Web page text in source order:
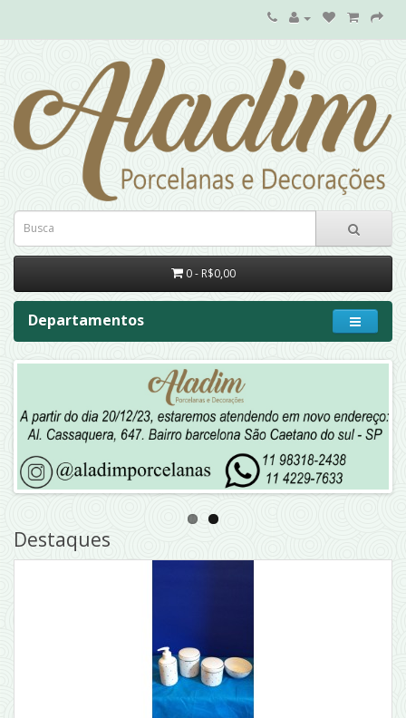
0 - R$0,00
Departamentos
Destaques